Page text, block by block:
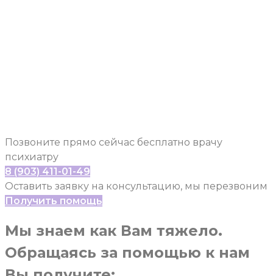
Позвоните прямо сейчас бесплатно врачу
психиатру
8 (903) 411-01-49
Оставить заявку на консультацию, мы перезвоним
Получить помощь
Мы знаем как Вам тяжело.
Обращаясь за помощью к нам